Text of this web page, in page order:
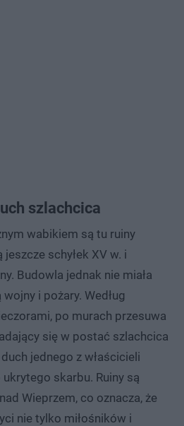
szlachcica
wabikiem są tu ruiny
schyłek XV w. i
Budowla jednak nie miała
i pożary. Według
po murach przesuwa
się w postać szlachcica
jednego z właścicieli
skarbu. Ruiny są
Wieprzem, co oznacza, że
nie tylko miłośników i